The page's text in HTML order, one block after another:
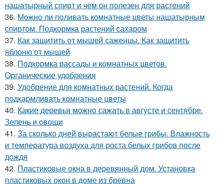
нашатырный спирт и чем он полезен для растений
36. Можно ли поливать комнатные цветы нашатырным
спиртом. Подкормка растений сахаром
37. Как защитить от мышей саженцы. Как защитить
яблоню от мышей
38. Подкормка рассады и комнатных цветов.
Органические удобрения
39. Удобрение для комнатных растений. Когда
подкармливать комнатные цветы
40. Какие деревья можно сажать в августе и сентябре.
Зелень и овощи
41. За сколько дней вырастают белые грибы. Влажность
и температура воздуха для роста белых грибов после
дождя
42. Пластиковые окна в деревянный дом. Установка
пластиковых окон в доме из бревна